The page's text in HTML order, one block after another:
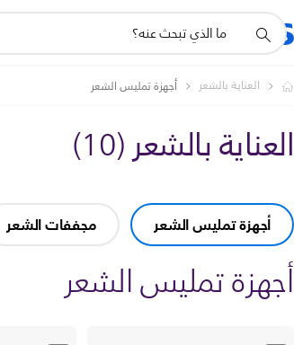
المنتجات
أيقونة
دعم
العناية بالشعر أجهزة تمليس الشعر
العناية بالشعر(
10
)
أجهزة تمليس الشعر مجففات الشعر
أجهزة تمليس الشعر